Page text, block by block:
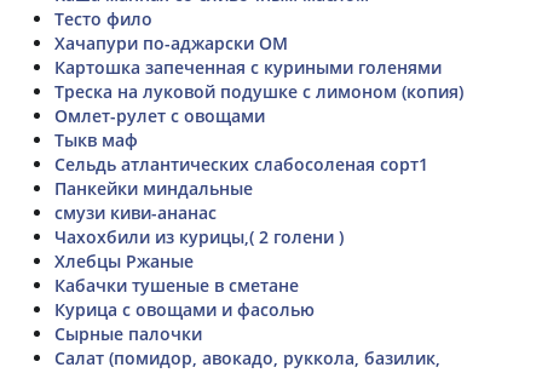
Тесто фило
Хачапури по-аджарски ОМ
Картошка запеченная с куриными голенями
Треска на луковой подушке с лимоном (копия)
Омлет-рулет с овощами
Тыкв маф
Сельдь атлантических слабосоленая сорт1
Панкейки миндальные
смузи киви-ананас
Чахохбили из курицы,( 2 голени )
Хлебцы Ржаные
Кабачки тушеные в сметане
Курица с овощами и фасолью
Сырные палочки
Салат (помидор, авокадо, руккола, базилик,